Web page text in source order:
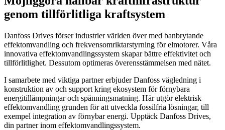
genom tillförlitliga kraftsystem
Danfoss Drives förser industrier världen över med banbrytande
effektomvandling och frekvensomriktarstyrning för elmotorer. Våra
innovativa effektomvandlingssystem skapar bättre effektivitet och
tillförlitlighet. Dessutom optimeras överensstämmelsen med nätet.
I samarbete med viktiga partner erbjuder Danfoss vägledning i
konstruktion av och support kring ekosystem för förnybara
energitillämpningar och spänningsmatning. Här utgör elektrisk
effektomvandling grunden för att utveckla fossilfria lösningar, till
exempel integration av förnybar energi. Upptäck Danfoss Drives,
din partner inom effektomvandlingssystem.